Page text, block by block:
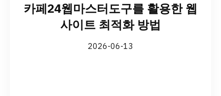
카페24웹마스터도구를 활용한 웹
사이트 최적화 방법
2026-06-13